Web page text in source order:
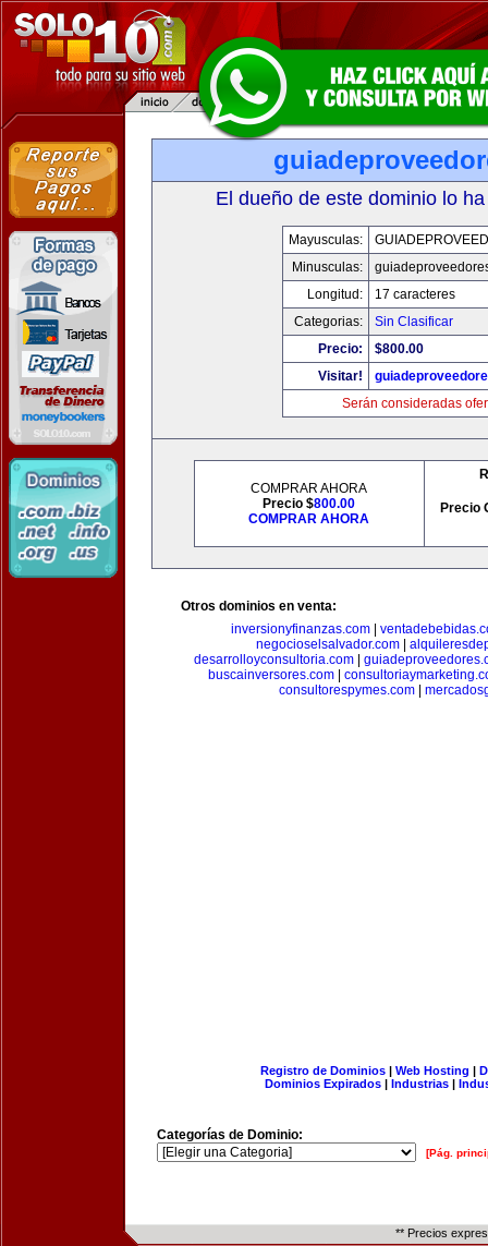
El dueño de este dominio lo
Mayusculas:
Minusculas:
Longitud:
17 caracteres
Categorias:
Sin Clasificar
Precio:
$800.00
Visitar!
Serán consideradas
COMPRAR AHORA
Precio $800.00
COMPRAR AHORA
Precio
Otros dominios en venta:
inversionyfinanzas.com|
negocioselsalvador.com|
desarrolloyconsultoria.com
buscainversores.com|
consultorespymes.com|
Registro de Dominios| Web Hosting |
Dominios Expirados | Industrias |
Categorías de Dominio:
[Pág.
** Precios